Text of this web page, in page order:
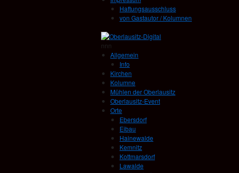
Haftungsausschluss
von Gastautor / Kolumnen
nnn
Allgemein
Info
Kirchen
Kolumne
Mühlen der Oberlausitz
Oberlausitz-Event
Orte
Ebersdorf
Eibau
Hainewalde
Kemnitz
Kottmarsdorf
Lawalde